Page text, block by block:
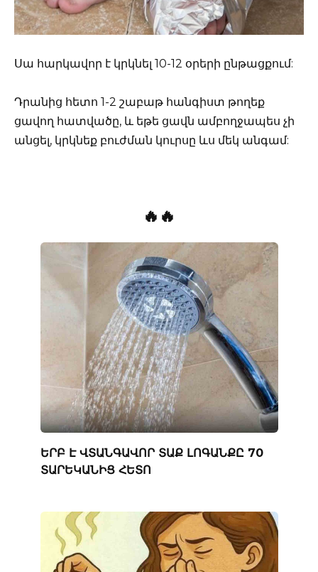
Սա հարկավոր է կրկնել 10-12 օրերի ընթացքում:
Դրանից հետո 1-2 շաբաթ հանգիստ թողեք
ցավող հատվածը, և եթե ցավն ամբողջապես չի
անցել, կրկնեք բուժման կուրսը ևս մեկ անգամ:
🔥🔥
ԵՐԲ Է ՎՏԱՆԳԱՎՈՐ ՏԱՔ ԼՈԳԱՆՔԸ 70
ՏԱՐԵԿԱՆԻՑ ՀԵՏՈ